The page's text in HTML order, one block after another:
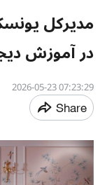
مدیرکل
در آموزش
07:23:29 2026-05-23
Share